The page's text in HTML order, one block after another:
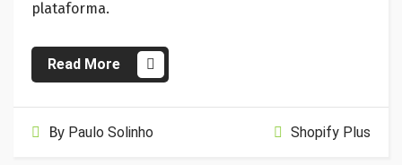
plataforma.
Read More
By Paulo Solinho Shopify Plus